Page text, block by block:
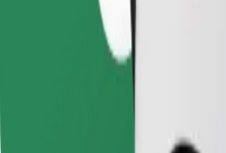
Viajes fiables en coches estándar de
Duración estimada del viaje